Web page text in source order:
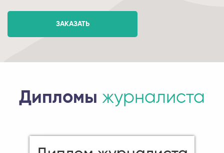
ЗАКАЗАТЬ
Дипломы журналиста